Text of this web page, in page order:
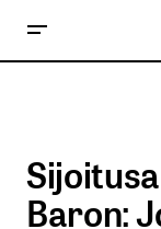
Baron: